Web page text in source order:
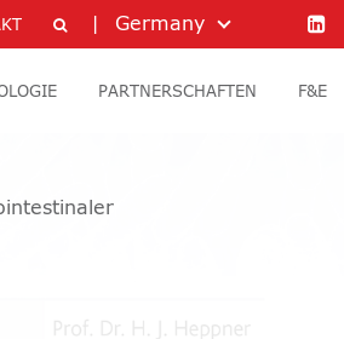
Germany
PARTNERSCHAFTEN F&E